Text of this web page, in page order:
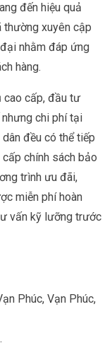
đến hiệu quả
thường xuyên cập
nhằm đáp ứng
hàng.
cao cấp, đầu tư
chi phí tại
đều có thể tiếp
chính sách bảo
trình ưu đãi,
miễn phí hoàn
vấn kỹ lưỡng trước
Phúc, Vạn Phúc,